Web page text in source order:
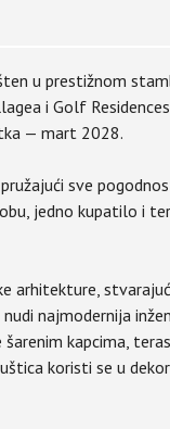
u prestižnom
i Golf
— mart 2028.
sve
jedno kupatilo i
arhitekture,
najmodernija
kapcima,
koristi se u